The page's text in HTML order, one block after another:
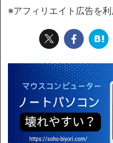
※アフィリエイト広告を